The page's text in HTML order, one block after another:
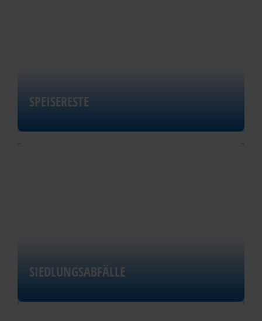
SPEISERESTE
SIEDLUNGSABFÄLLE